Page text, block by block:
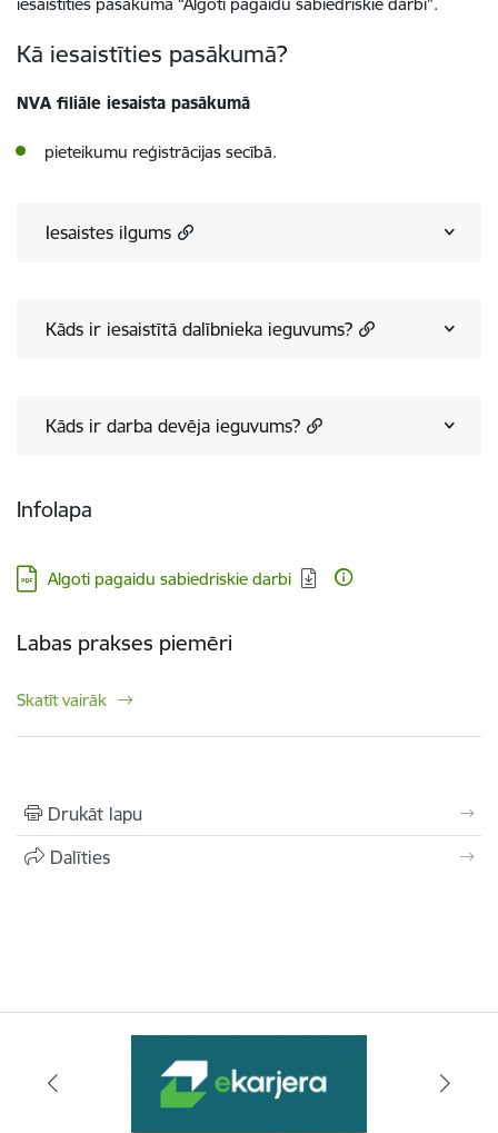
Kā iesaistīties pasākumā?
NVA filiāle iesaista pasākumā
pieteikumu reģistrācijas secībā.
Iesaistes ilgums
Kāds ir iesaistītā dalībnieka ieguvums?
Kāds ir darba devēja ieguvums?
Infolapa
Lejupielādēt:
Algoti pagaidu sabiedriskie darbi
Labas prakses piemēri
Skatīt vairāk
Drukāt lapu
Dalīties